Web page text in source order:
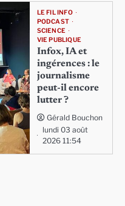
LE FIL INFO
PODCAST
SCIENCE
VIE PUBLIQUE
Infox, IA et
ingérences : le
journalisme
peut-il encore
lutter ?
Gérald Bouchon
lundi 03 août
2026 11:54